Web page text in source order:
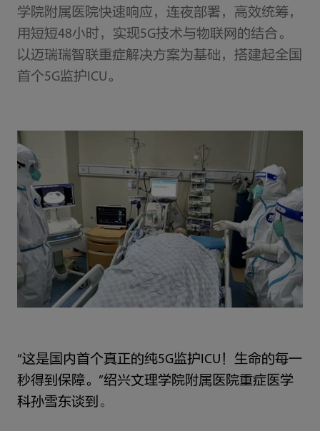
学院附属医院快速响应，连夜部署，高效统筹，
用短短48小时，实现5G技术与物联网的结合。
以迈瑞瑞智联重症解决方案为基础，搭建起全国
首个5G监护ICU。
“这是国内首个真正的纯5G监护ICU！生命的每一
秒得到保障。”绍兴文理学院附属医院重症医学
科孙雪东谈到 。